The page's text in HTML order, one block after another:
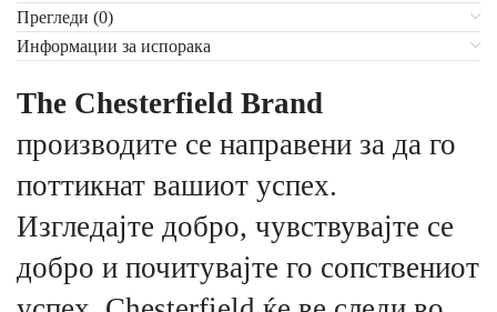
Прегледи (0)
Информации за испорака
The Chesterfield Brand
производите се направени за да го
поттикнат вашиот успех.
Изгледајте добро, чувствувајте се
добро и почитувајте го сопствениот